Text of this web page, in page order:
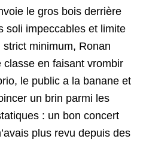
le gros bois derrière
soli impeccables et limite
minimum, Ronan
classe en faisant vrombir
le public a la banane et
un brin parmi les
: un bon concert
plus revu depuis des